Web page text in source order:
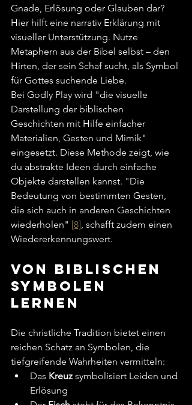
Gnade, Erlösung oder Glauben dar?
Hier hilft eine narrativ Erklärung mit
visueller Unterstützung. Nutze
Metaphern aus der Bibel selbst – den
Hirten, der sein Schaf sucht, als Symbol
für Gottes suchende Liebe.
Bei Godly Play wird "die visuelle
Darstellung der biblischen
Geschichten mit Hilfe einfacher
Materialien, Gesten und Mimik"
eingesetzt. Diese Methode zeigt, wie
du abstrakte Ideen durch einfache
Objekte darstellen kannst. "Die
Bedeutung von bestimmten Gesten,
die sich auch in anderen Geschichten
wiederholen" [8], schafft zudem einen
Wiedererkennungswert.
Von biblischen
Symbolen
lernen
Die christliche Tradition bietet einen
reichen Schatz an Symbolen, die
tiefgreifende Wahrheiten vermitteln:
Das Kreuz symbolisiert Leiden und
Erlösung